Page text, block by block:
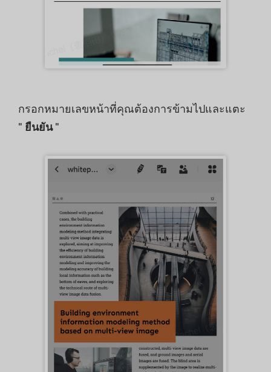
กรอกหมายเลขหน้าที่คุณต้องการข้ามไปและแตะ
" ยืนยัน"